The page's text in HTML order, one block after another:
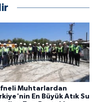
Muhtarlardan
En Büyük Atık Su